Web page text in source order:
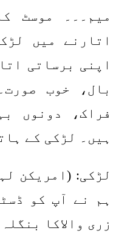
میم۔۔۔ موسٹ
اتارنے میں
اپنی برساتی
بال، خوب
فراک، دونوں
ہیں۔ لڑکی کے
لڑکی: (امریکن
ہم نے آپ کو
زری والاکا